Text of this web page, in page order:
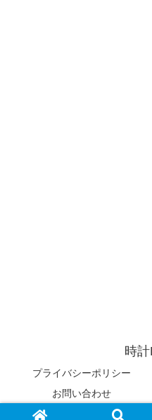
時
プライバシーポリシー
お問い合わせ